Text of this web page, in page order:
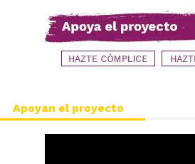
Apoyan el proyecto